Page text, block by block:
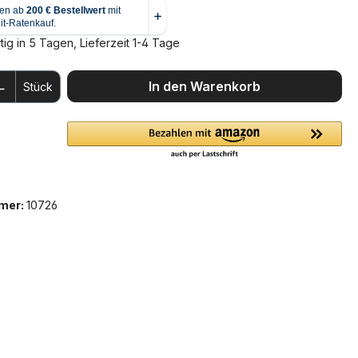
in 5 Tagen, Lieferzeit 1-4 Tage
Gib den gewünschten Wert
Stück In den Warenkorb
10726